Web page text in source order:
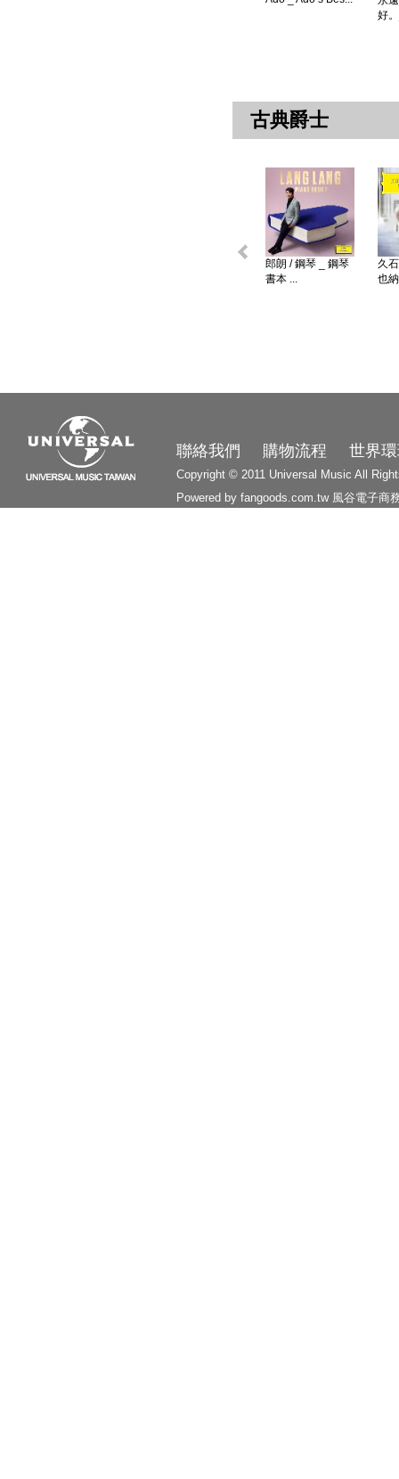
好
古典爵士
郎朗 / 鋼琴 _ 鋼琴
書本 ...
久
也
聯絡我們 購物流程 世界
Copyright © 2011 Universal Music All
Powered by fangoods.com.tw 風谷電子商